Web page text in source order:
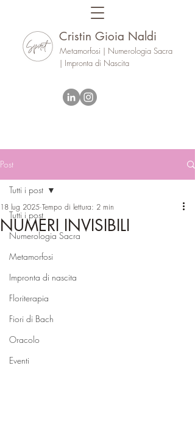
Cristin Gioia Naldi
Metamorfosi | Numerologia Sacra
| Impronta di Nascita
Post
Tutti i post
Numerologia Sacra
Metamorfosi
Impronta di nascita
Floriterapia
Fiori di Bach
Oracolo
Eventi
Tutti i post
NUMERI INVISIBILI
18 lug 2025 Tempo di lettura: 2 min